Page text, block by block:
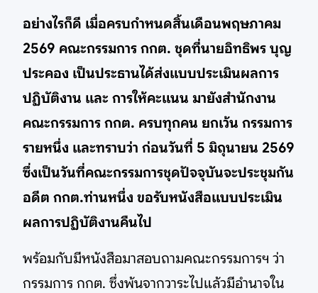
อย่างไรก็ดี เมื่อครบกำหนดสิ้นเดือนพฤษภาคม
2569 คณะกรรมการ กกต. ชุดที่นายอิทธิพร บุญ
ประคอง เป็นประธานได้ส่งแบบประเมินผลการ
ปฏิบัติงาน และ การให้คะแนน มายังสำนักงาน
คณะกรรมการ กกต. ครบทุกคน ยกเว้น กรรมการ
รายหนึ่ง และทราบว่า ก่อนวันที่ 5 มิถุนายน 2569
ซึ่งเป็นวันที่คณะกรรมการชุดปัจจุบันจะประชุมกัน
อดีต กกต.ท่านหนึ่ง ขอรับหนังสือแบบประเมิน
ผลการปฏิบัติงานคืนไป
พร้อมกับมีหนังสือมาสอบถามคณะกรรมการฯ ว่า
กรรมการ กกต. ซึ่งพ้นจากวาระไปแล้วมีอำนาจใน